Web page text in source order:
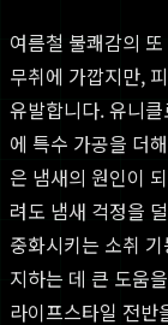
여름철 불쾌감의
무취에 가깝지만,
유발합니다. 유니
에 특수 가공을 더
은 냄새의 원인이
려도 냄새 걱정을
중화시키는 소취
지하는 데 큰 도움
라이프스타일 전반